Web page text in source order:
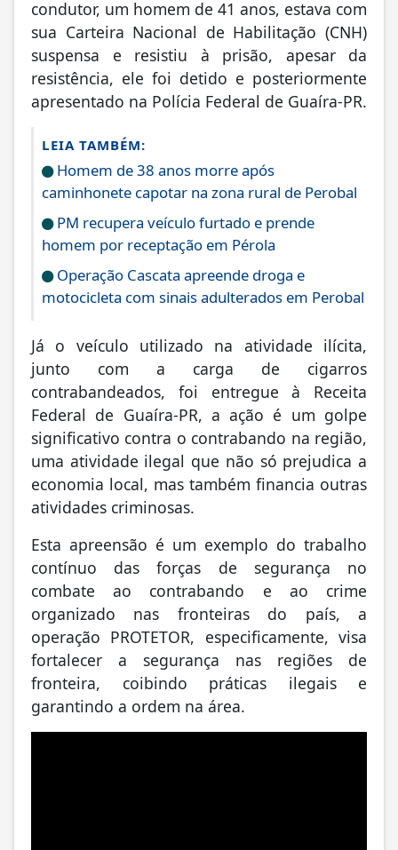
condutor, um homem de 41 anos, estava com
sua Carteira Nacional de Habilitação (CNH)
suspensa e resistiu à prisão, apesar da
resistência, ele foi detido e posteriormente
apresentado na Polícia Federal de Guaíra-PR.
LEIA TAMBÉM:
Homem de 38 anos morre após
caminhonete capotar na zona rural de Perobal
PM recupera veículo furtado e prende
homem por receptação em Pérola
Operação Cascata apreende droga e
motocicleta com sinais adulterados em Perobal
Já o veículo utilizado na atividade ilícita,
junto com a carga de cigarros
contrabandeados, foi entregue à Receita
Federal de Guaíra-PR, a ação é um golpe
significativo contra o contrabando na região,
uma atividade ilegal que não só prejudica a
economia local, mas também financia outras
atividades criminosas.
Esta apreensão é um exemplo do trabalho
contínuo das forças de segurança no
combate ao contrabando e ao crime
organizado nas fronteiras do país, a
operação PROTETOR, especificamente, visa
fortalecer a segurança nas regiões de
fronteira, coibindo práticas ilegais e
garantindo a ordem na área.